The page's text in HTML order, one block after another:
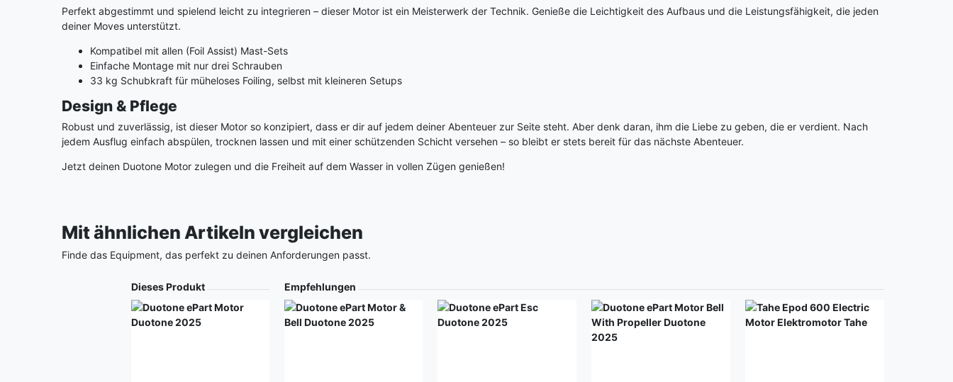
Perfekt abgestimmt und spielend leicht zu integrieren – dieser Motor ist ein Meisterwerk der Technik. Genieße die Leichtigkeit des Aufbaus und die Leistungsfähigkeit, die jeden
deiner Moves unterstützt.
Kompatibel mit allen (Foil Assist) Mast-Sets
Einfache Montage mit nur drei Schrauben
33 kg Schubkraft für müheloses Foiling, selbst mit kleineren Setups
Design & Pflege
Robust und zuverlässig, ist dieser Motor so konzipiert, dass er dir auf jedem deiner Abenteuer zur Seite steht. Aber denk daran, ihm die Liebe zu geben, die er verdient. Nach
jedem Ausflug einfach abspülen, trocknen lassen und mit einer schützenden Schicht versehen – so bleibt er stets bereit für das nächste Abenteuer.
Jetzt deinen Duotone Motor zulegen und die Freiheit auf dem Wasser in vollen Zügen genießen!
Mit ähnlichen Artikeln vergleichen
Finde das Equipment, das perfekt zu deinen Anforderungen passt.
Dieses Produkt Empfehlungen